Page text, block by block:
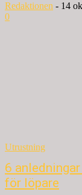
Redaktionen - 14
0
Utrustning
6
för löpare